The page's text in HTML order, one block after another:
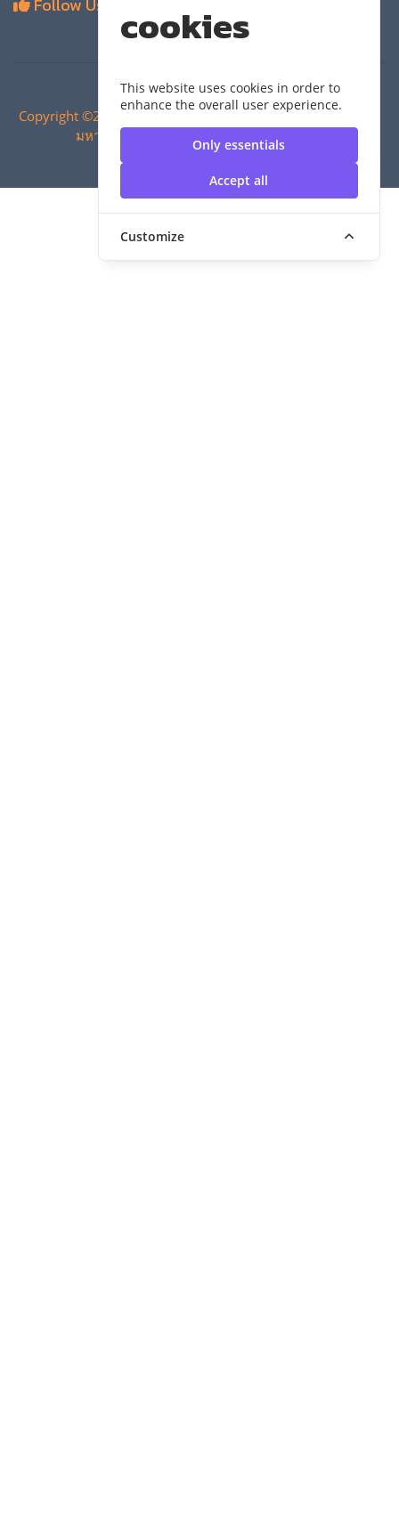
cookies
This website uses cookies in order to
enhance the overall user experience.
Only essentials
Accept all
Customize
Copyright ©2024 สำนักวิทยบริการและเทคโนโลยีสารสนเทศ |
มหาวิทยาลัยเทคโนโลยีราชมงคลสุวรรณภูมิ